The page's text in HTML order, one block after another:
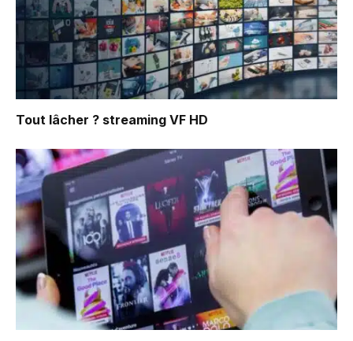
Tout lâcher ? streaming VF HD